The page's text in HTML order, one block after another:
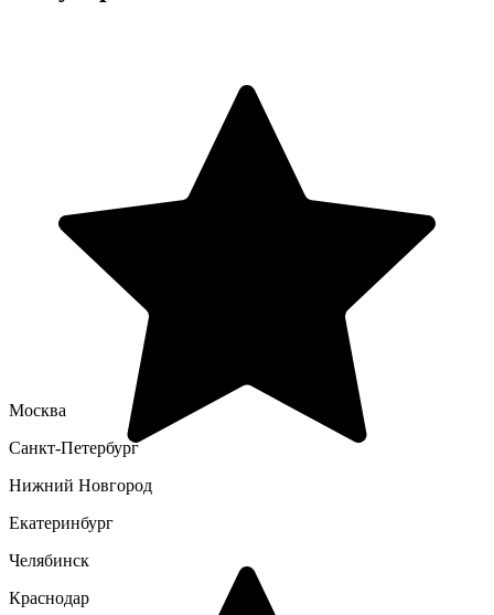
Москва
Санкт-Петербург
Нижний Новгород
Екатеринбург
Челябинск
Краснодар